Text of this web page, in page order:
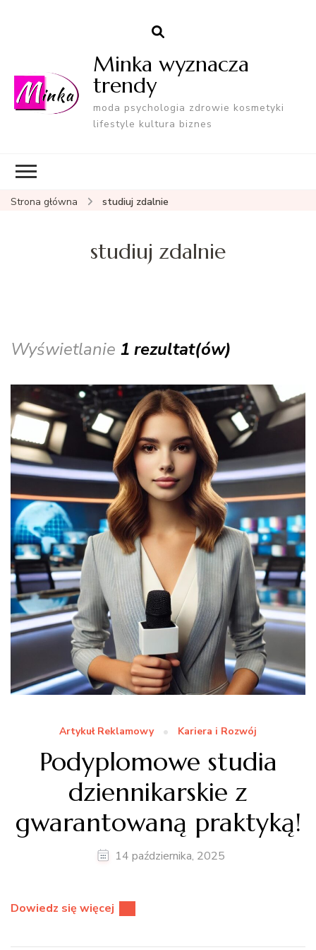
Minka wyznacza
trendy
moda psychologia zdrowie kosmetyki
lifestyle kultura biznes
Strona główna studiuj zdalnie
studiuj zdalnie
Wyświetlanie 1 rezultat(ów)
Artykuł Reklamowy Kariera i Rozwój
Podyplomowe studia
dziennikarskie z
gwarantowaną praktyką!
14 października, 2025
Dowiedz się więcej